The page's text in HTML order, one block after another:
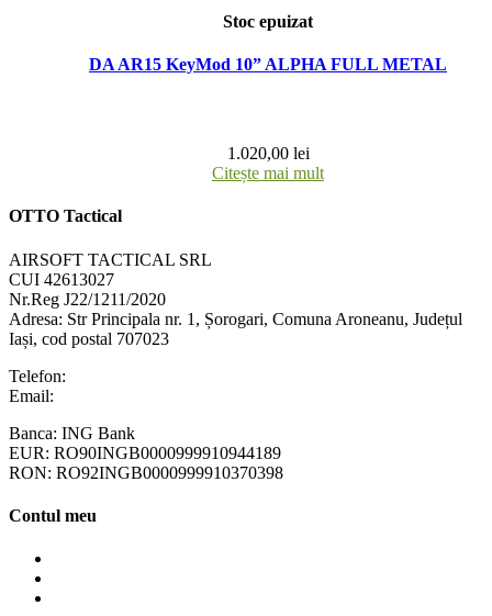
Stoc epuizat
DA AR15 KeyMod 10” ALPHA FULL METAL
1.020,00 lei
Citește mai mult
OTTO Tactical
AIRSOFT TACTICAL SRL
CUI 42613027
Nr.Reg J22/1211/2020
Adresa: Str Principala nr. 1 , Șorogari, Comuna Aroneanu, Județul
Iași, cod postal 707023
Telefon:
Email:
Banca: ING Bank
EUR: RO90INGB0000999910944189
RON: RO92INGB0000999910370398
Contul meu